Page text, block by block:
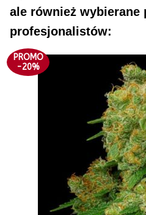
Jakie Wybrać Nasiona
Na Zimny Klimat
Plon XXL Automaty
Sezonowe Max THC
Automaty Max THC
Jak Zamówić Nasiona
ale również wybierane
profesjonalistów:
PROMO
-20%